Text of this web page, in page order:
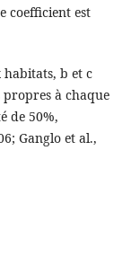
coefficient est
habitats, b et c
propres à chaque
de 50%,
Ganglo et al.,